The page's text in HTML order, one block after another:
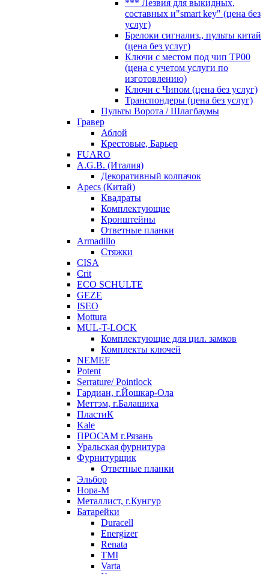
*** Лезвия для выкидных,
составных и"smart key" (цена без
услуг)
Брелоки сигнализ., пульты китай
(цена без услуг)
Ключи с местом под чип TP00
(цена с учетом услуги по
изготовлению)
Ключи с Чипом (цена без услуг)
Транспондеры (цена без услуг)
Пульты Ворота / Шлагбаумы
Гравер
Аблой
Крестовые, Барьер
FUARO
A.G.B. (Италия)
Декоративный колпачок
Apecs (Китай)
Квадраты
Комплектующие
Кронштейны
Ответные планки
Armadillo
Стяжки
CISA
Crit
ECO SCHULTE
GEZE
ISEO
Mottura
MUL-T-LOCK
Комплектующие для цил. замков
Комплекты ключей
NEMEF
Potent
Serrature/ Pointlock
Гардиан, г.Йошкар-Ола
Меттэм, г.Балашиха
ПластиК
Kale
ПРОСАМ г.Рязань
Уральская фурнитура
Фурнитурщик
Ответные планки
Эльбор
Нора-М
Металлист, г.Кунгур
Батарейки
Duracell
Energizer
Renata
TMI
Varta